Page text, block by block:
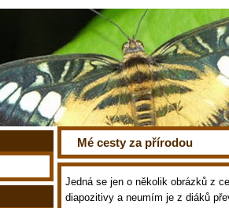
Mé cesty za přírodou
Jedná se jen o několik obrázků z
diapozitivy a neumím je z diáků